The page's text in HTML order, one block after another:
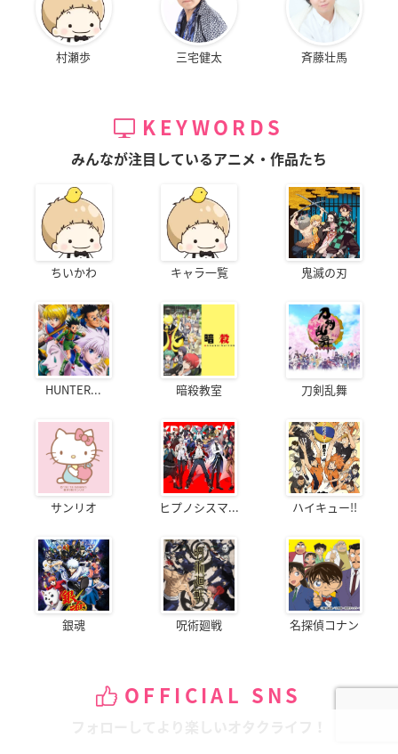
村瀬歩 三宅健太 斉藤壮馬
KEYWORDS
みんなが注目しているアニメ・作品たち
ちいかわ キャラ一覧 鬼滅の刃
HUNTER... 暗殺教室 刀剣乱舞
サンリオ ヒプノシスマ... ハイキュー!!
銀魂 呪術廻戦 名探偵コナン
OFFICIAL SNS